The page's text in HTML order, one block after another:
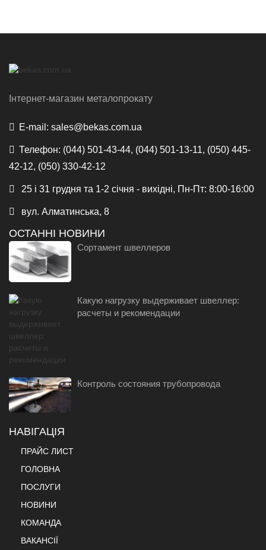
Інтернет-магазин металопрокату
E-mail: sales@bekas.com.ua
Телефон: (044) 501-43-44, (044) 501-13-11, (050) 445-
42-12, (050) 330-42-12
25 і 31 грудня та 1-2 січня - вихідні, Пн-Пт: 8:00-16:00
вул. Алматинська, 8
ОСТАННІ НОВИНИ
Сортамент швеллеров
Какую нагрузку выдерживает швеллер:
расчеты и рекомендации
Контроль состояния трубопровода
НАВІГАЦІЯ
ПРАЙС ЛИСТ
ГОЛОВНА
ПОСЛУГИ
НОВИНИ
КОМАНДА
ВАКАНСІЇ